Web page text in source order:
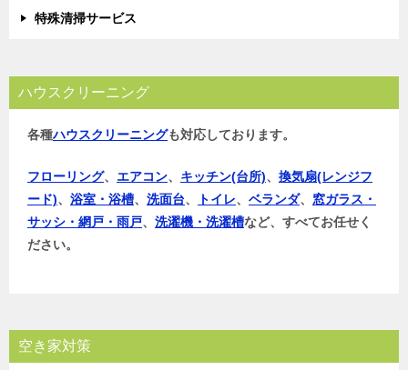
特殊清掃サービス
ハウスクリーニング
各種ハウスクリーニングも対応しております。
フローリング、 エアコン、 キッチン(台所)、 換気扇(レンジフ
ード)、 浴室・浴槽、 洗面台、 トイレ、 ベランダ、 窓ガラス・
サッシ・網戸・雨戸、 洗濯機・洗濯槽など、すべてお任せく
ださい。
空き家対策